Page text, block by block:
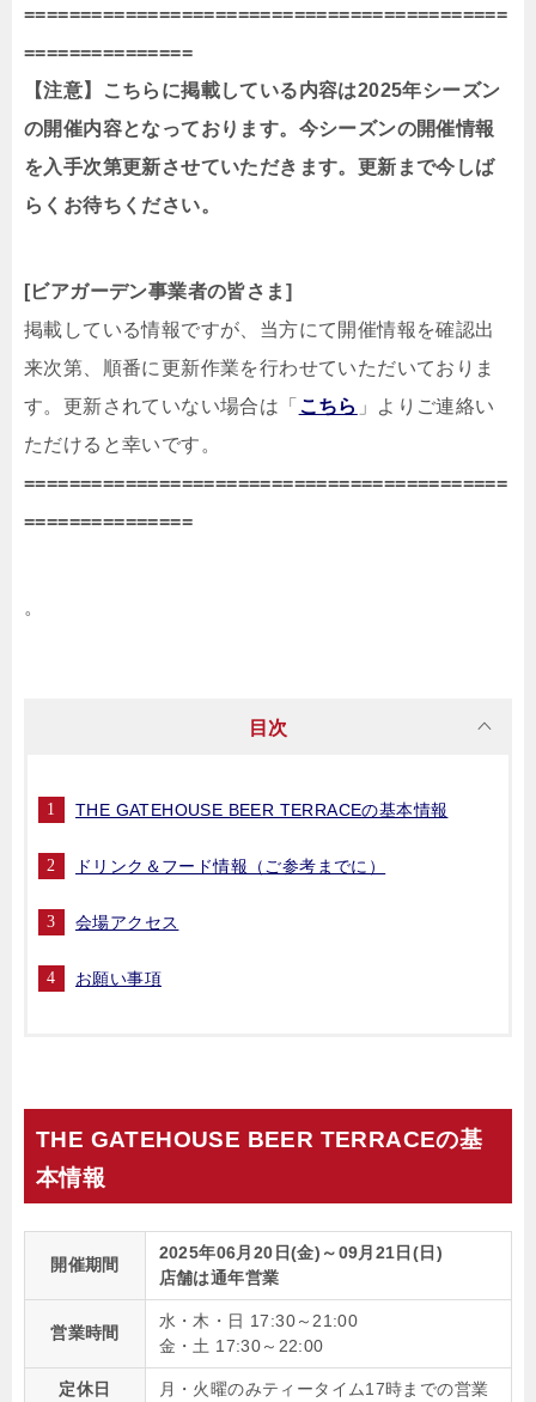
===========================================
===============
【注意】こちらに掲載している内容は2025年シーズン
の開催内容となっております。今シーズンの開催情報
を入手次第更新させていただきます。更新まで今しば
らくお待ちください。
[ビアガーデン事業者の皆さま]
掲載している情報ですが、当方にて開催情報を確認出
来次第、順番に更新作業を行わせていただいておりま
す。更新されていない場合は「 こちら 」よりご連絡い
ただけると幸いです。
===========================================
===============
。
目次
THE GATEHOUSE BEER TERRACEの基本情報
ドリンク＆フード情報（ご参考までに）
会場アクセス
お願い事項
THE GATEHOUSE BEER TERRACEの基
本情報
開催期間
2025年06月20日(金)～09月21日(日)
店舗は通年営業
営業時間
水・木・日 17:30～21:00
金・土 17:30～22:00
定休日 月・火曜のみティータイム17時までの営業